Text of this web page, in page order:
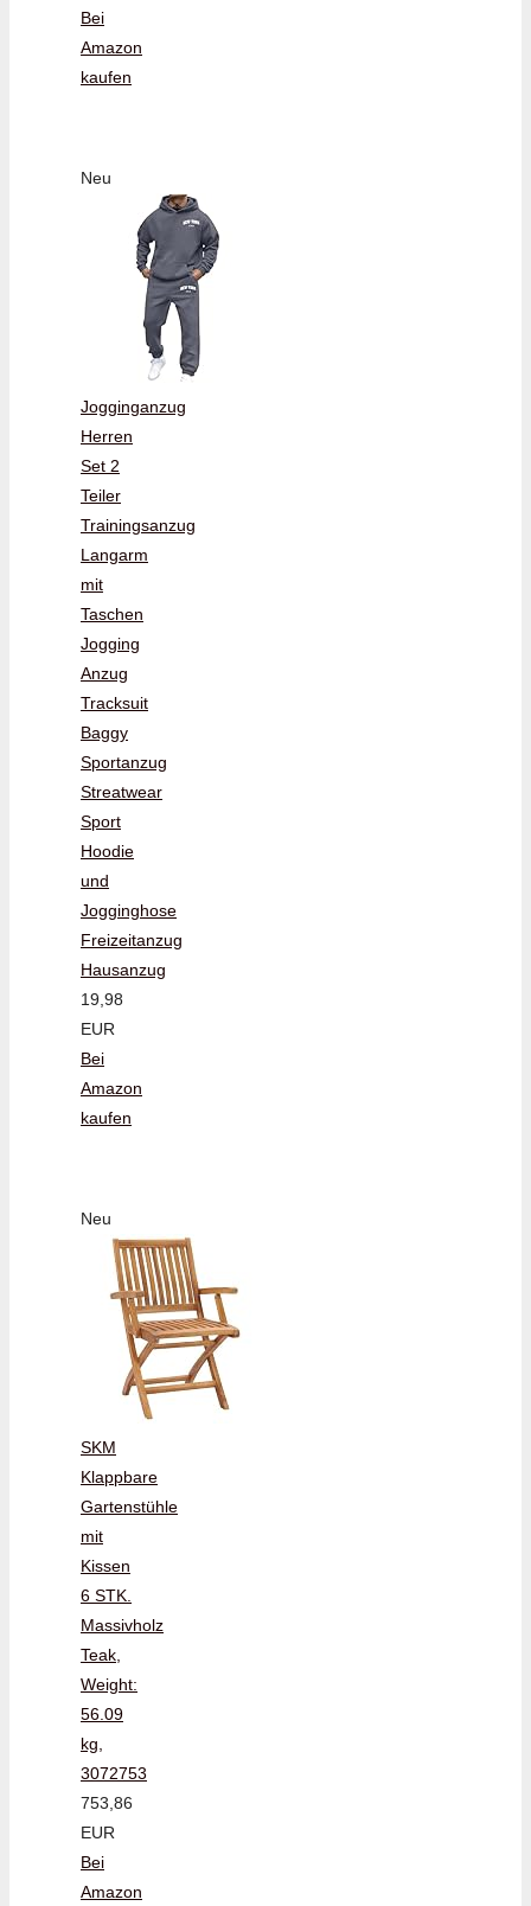
Bei
Amazon
kaufen
Neu
Jogginganzug
Herren
Set 2
Teiler
Trainingsanzug
Langarm
mit
Taschen
Jogging
Anzug
Tracksuit
Baggy
Sportanzug
Streatwear
Sport
Hoodie
und
Jogginghose
Freizeitanzug
Hausanzug
19,98
EUR
Bei
Amazon
kaufen
Neu
SKM
Klappbare
Gartenstühle
mit
Kissen
6 STK.
Massivholz
Teak,
Weight:
56.09
kg,
3072753
753,86
EUR
Bei
Amazon